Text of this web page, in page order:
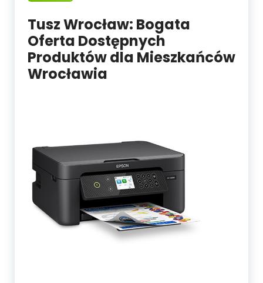
Tusz Wrocław: Bogata
Oferta Dostępnych
Produktów dla Mieszkańców
Wrocławia